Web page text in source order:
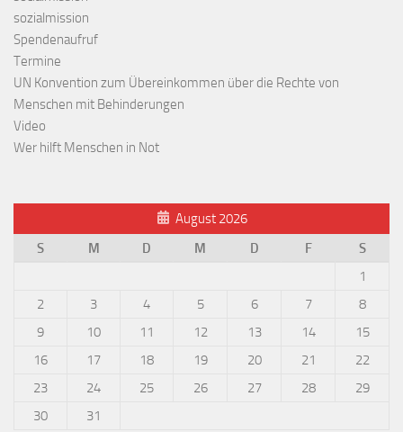
sozialmission
Spendenaufruf
Termine
UN Konvention zum Übereinkommen über die Rechte von
Menschen mit Behinderungen
Video
Wer hilft Menschen in Not
August 2026
S
M D M D F
S
1
2
3 4 5 6 7
8
9
10 11 12 13 14
15
16
17 18 19 20 21
22
23
24 25 26 27 28
29
30
31